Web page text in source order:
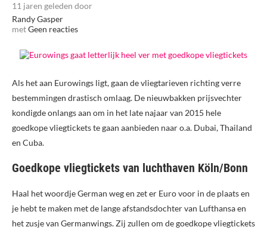
11 jaren geleden door
Randy Gasper
metGeen reacties
Als het aan Eurowings ligt, gaan de vliegtarieven richting verre
bestemmingen drastisch omlaag. De nieuwbakken prijsvechter
kondigde onlangs aan om in het late najaar van 2015 hele
goedkope vliegtickets te gaan aanbieden naar o.a. Dubai, Thailand
en Cuba.
Goedkope vliegtickets van luchthaven Köln/Bonn
Haal het woordje German weg en zet er Euro voor in de plaats en
je hebt te maken met de lange afstandsdochter van Lufthansa en
het zusje van Germanwings. Zij zullen om de goedkope vliegtickets